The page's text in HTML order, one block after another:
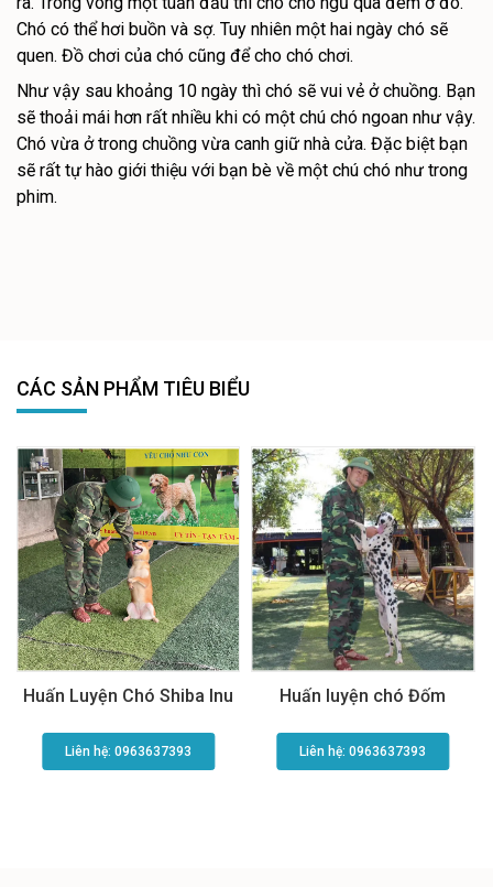
Chó có thể hơi buồn và sợ. Tuy nhiên một hai ngày chó sẽ
quen. Đồ chơi của chó cũng để cho chó chơi.
Như vậy sau khoảng 10 ngày thì chó sẽ vui vẻ ở chuồng. Bạn
sẽ thoải mái hơn rất nhiều khi có một chú chó ngoan như vậy.
Chó vừa ở trong chuồng vừa canh giữ nhà cửa. Đặc biệt bạn
sẽ rất tự hào giới thiệu với bạn bè về một chú chó như trong
phim.
CÁC SẢN PHẨM TIÊU BIỂU
Huấn Luyện Chó Shiba Inu
Liên hệ: 0963637393​
Huấn luyện chó Đốm
Liên hệ: 0963637393​